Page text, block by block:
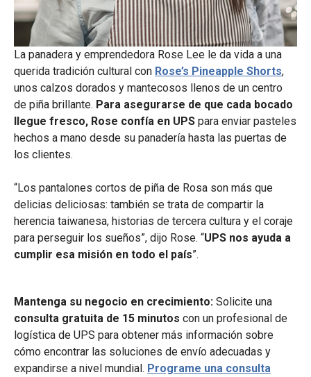
La panadera y emprendedora Rose Lee le da vida a una
querida tradición cultural con Rose’s Pineapple Shorts,
unos calzos dorados y mantecosos llenos de un centro
de piña brillante. Para asegurarse de que cada bocado
llegue fresco, Rose confía en UPS para enviar pasteles
hechos a mano desde su panadería hasta las puertas de
los clientes.
“Los pantalones cortos de piña de Rosa son más que
delicias deliciosas: también se trata de compartir la
herencia taiwanesa, historias de tercera cultura y el coraje
para perseguir los sueños”, dijo Rose. “UPS nos ayuda a
cumplir esa misión en todo el país”.
Mantenga su negocio en crecimiento: Solicite una
consulta gratuita de 15 minutos con un profesional de
logística de UPS para obtener más información sobre
cómo encontrar las soluciones de envío adecuadas y
expandirse a nivel mundial. Programe una consulta